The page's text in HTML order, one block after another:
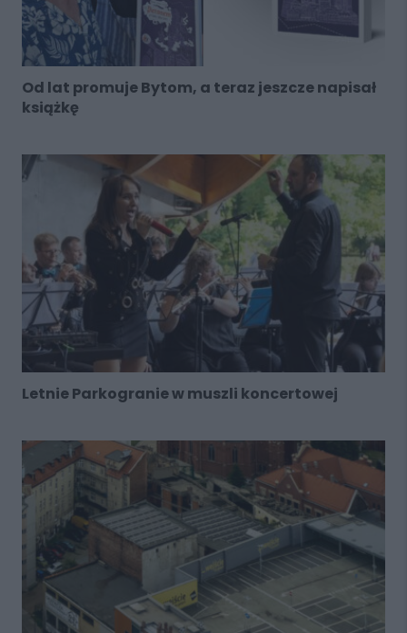
Od lat promuje Bytom, a teraz jeszcze napisał
książkę
Letnie Parkogranie w muszli koncertowej